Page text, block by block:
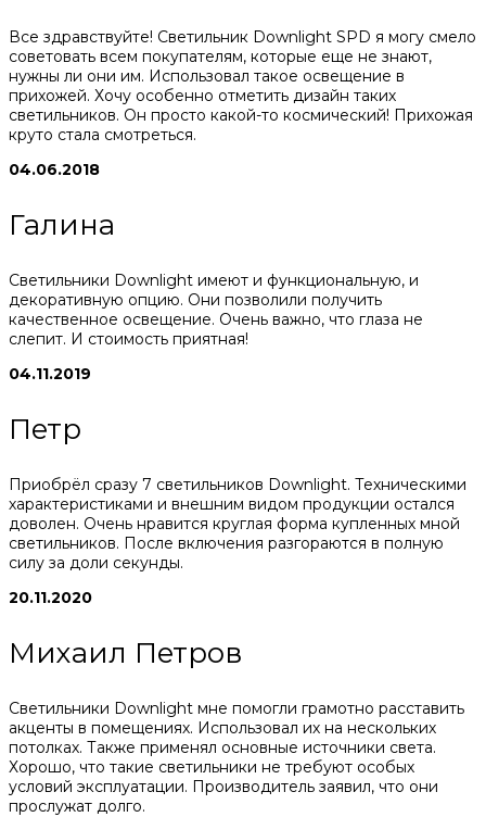
Все здравствуйте! Светильник Downlight SPD я могу смело
советовать всем покупателям, которые еще не знают,
нужны ли они им. Использовал такое освещение в
прихожей. Хочу особенно отметить дизайн таких
светильников. Он просто какой-то космический! Прихожая
круто стала смотреться.
04.06.2018
Галина
Светильники Downlight имеют и функциональную, и
декоративную опцию. Они позволили получить
качественное освещение. Очень важно, что глаза не
слепит. И стоимость приятная!
04.11.2019
Петр
Приобрёл сразу 7 светильников Downlight. Техническими
характеристиками и внешним видом продукции остался
доволен. Очень нравится круглая форма купленных мной
светильников. После включения разгораются в полную
силу за доли секунды.
20.11.2020
Михаил Петров
Светильники Downlight мне помогли грамотно расставить
акценты в помещениях. Использовал их на нескольких
потолках. Также применял основные источники света.
Хорошо, что такие светильники не требуют особых
условий эксплуатации. Производитель заявил, что они
прослужат долго.